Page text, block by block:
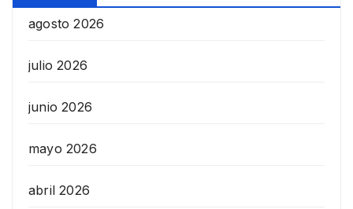
agosto 2026
julio 2026
junio 2026
mayo 2026
abril 2026